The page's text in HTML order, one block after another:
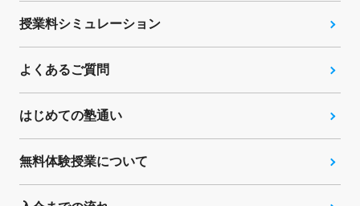
授業料シミュレーション
よくあるご質問
はじめての塾通い
無料体験授業について